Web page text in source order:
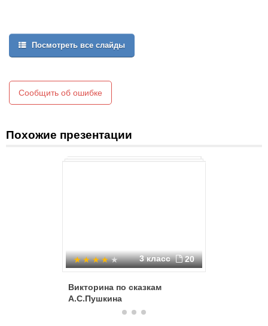
Посмотреть все слайды
Сообщить об ошибке
Похожие презентации
3 класс 20
Викторина по сказкам
А.С.Пушкина